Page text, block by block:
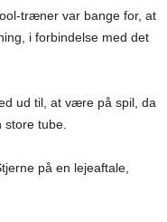
træner var bange for, at
i forbindelse med det
ud til, at være på spil, da
tube.
på en lejeaftale,